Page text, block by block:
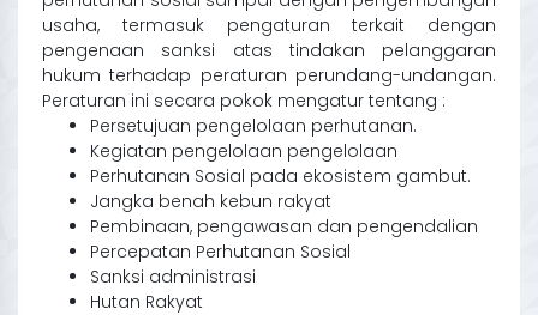
usaha, termasuk pengaturan terkait dengan
pengenaan sanksi atas tindakan pelanggaran
hukumterhadap peraturan perundang-undangan.
Peraturan ini secara pokok mengatur tentang :
Persetujuan pengelolaan perhutanan.
Kegiatan pengelolaan pengelolaan
Perhutanan Sosial pada ekosistem gambut.
Jangka benah kebun rakyat
Pembinaan, pengawasan dan pengendalian
Percepatan Perhutanan Sosial
Sanksi administrasi
Hutan Rakyat